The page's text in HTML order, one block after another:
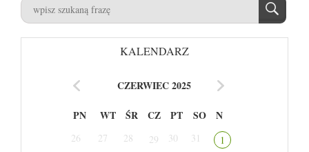
KALENDARZ
CZERWIEC 2025
PN WT ŚR CZ PT SO N
26 27 28 29 30 31
1